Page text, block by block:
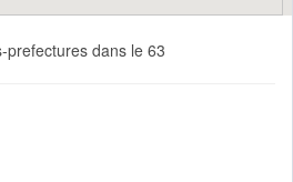
prefectures dans le 63